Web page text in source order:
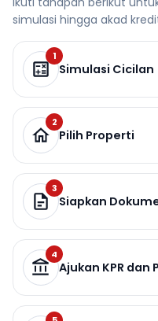
simulasi hingga akad
1
Simulasi Cicilan
2
Pilih Properti
3
Siapkan
4
Ajukan KPR dan